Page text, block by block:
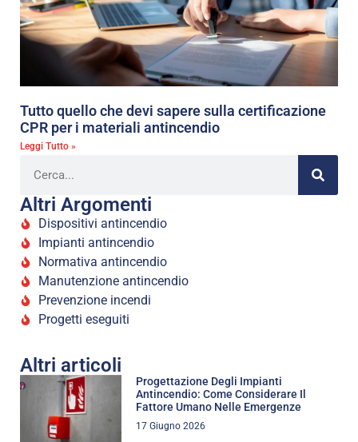
Tutto quello che devi sapere sulla certificazione
CPR per i materiali antincendio
Leggi Tutto »
Altri Argomenti
Dispositivi antincendio
Impianti antincendio
Normativa antincendio
Manutenzione antincendio
Prevenzione incendi
Progetti eseguiti
Altri articoli
Progettazione Degli Impianti
Antincendio: Come Considerare Il
Fattore Umano Nelle Emergenze
17 Giugno 2026